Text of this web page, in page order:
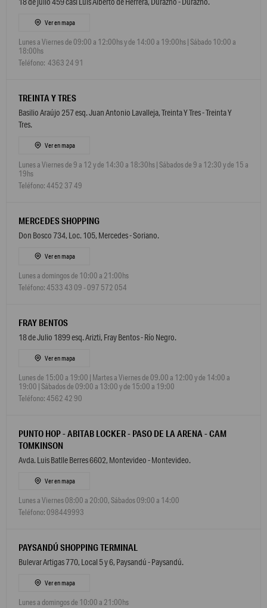
Ver en mapa
Lunes a Viernes de 09:00 a 12:00hs y de 14:00 a 19:00hs | Sábado 10:00 a
18:00hs
Teléfono: 4363 24 91
TREINTA Y TRES
Basilio Araújo 257 esq. Juan Antonio Lavalleja, Treinta Y Tres - Treinta Y
Tres.
Ver en mapa
Lunes a Viernes de 9 a 12 y de 14:30 a 18:30hs | Sábados de 9 a 12:30 y de 15 a
19hs
Teléfono: 4452 37 49
MERCEDES SHOPPING
Don Bosco 734, Loc. 105, Mercedes - Soriano.
Ver en mapa
Lunes a domingos de 10:00 a 21:00hs
Teléfono: 4533 43 09 - 097 572 054
FRAY BENTOS
18 de Julio 1899 esq. Arizti, Fray Bentos - Río Negro.
Ver en mapa
Lunes de 15:00 a 19:00 | Martes a Viernes de 09.00 a 12:00 y de 14:00 a
19:00 | Sábados de 09:00 a 13:00 y de 15:00 a 19:00
Teléfono: 4562 42 90
PUNTO HOP - ABITAB LOCKER - PASO DE LA ARENA - CAM
TOMKINSON
Avda. Luis Batlle Berres 6602, Montevideo - Montevideo.
Ver en mapa
Lunes a Viernes 08:00 a 20:00, Sábados 09:00 a 14:00
Teléfono: 098449993
PAYSANDÚ SHOPPING TERMINAL
Bulevar Artigas 770, Local 5 y 6, Paysandú - Paysandú.
Ver en mapa
Lunes a domingos de 10:00 a 21:00hs